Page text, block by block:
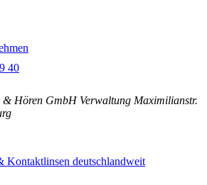
40
& Hören GmbH Verwaltung Maximilianstr.
Kontaktlinsen deutschlandweit